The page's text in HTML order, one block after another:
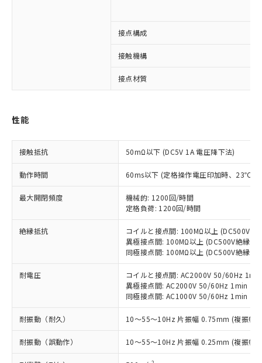
接点構成
接触機構
接点材質
性能
接触抵抗 50mΩ以下 (DC5V 1A 電圧降下法)
動作時間 60ms以下 (定格操作電圧印加時、23℃、
最大開閉頻度
機械的: 1200回/時間
定格負荷: 1200回/時間
絶縁抵抗
コイルと接点間: 100MΩ以上 (DC500V絶
異極接点間: 100MΩ以上 (DC500V絶縁抵
同極接点間: 100MΩ以上 (DC500V絶縁抵
耐電圧
コイルと接点間: AC2000V 50/60Hz 1min
異極接点間: AC2000V 50/60Hz 1min
同極接点間: AC1000V 50/60Hz 1min
耐振動（耐久） 10～55～10Hz 片振幅 0.75mm (複振幅
耐振動（誤動作） 10～55～10Hz 片振幅 0.25mm (複振幅
ご利用条件
以下の条件をお読みいただき、同意のうえ
本サービスは、当社制御機器事業取扱
商品の当社在庫状況および標準価格
(税抜)を提供させていただくもので
当社制御機器事業取扱商品の中には、
本サービスの対象外となる商品もある
在庫状況および標準価格照会結果は、
記載している更新日時点での社内デー
す。
対応予定：EU RoHS指令（10物質）の非含
有に対応した製品に切り替える予定のある
対応予定なし：EU RoHS指令（10物質）の
非含有に非対応の商品で、対応品を出す予
調査・確認中：EU RoHS指令（10物質）の
非含有の対応状況を調査中または確認中の
非該当品：ライセンス料など無形物で、有
害物質有無と関係のない商品です。
仕入先様の事情により、非含有部品として
いたものが、含有品と判明した場合などや
むを得ず変更することがあります。
*EU RoHS指令（10物質）：
鉛(Pb) 1000ppm以下、 水銀(Hg) 1000ppm以下、 カド
※1 中国RoHS○×表
基準値以下であることを示します。
「×」：最大均質材料含有率が中国RoHSの
基準値を超えていることを示します。
「－」：未確認です。当社販売部門へお問
い合わせください。
*中国RoHS10物質の基準値 (GB/T26572)：
当社は、これら貴社製品のうち、外国
為替および外国貿易法に定める商品
（以下｢規制貨物等」という）を輸出
または国外への提供する場合は、日本
国政府の輸出許可(または役務取引許